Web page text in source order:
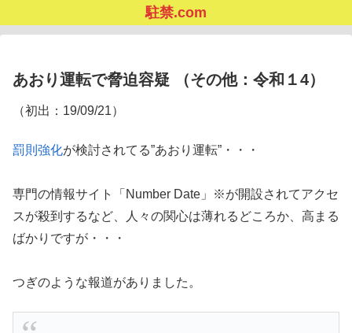
駐禁.com
あおり運転で脅迫容疑 （その他：令和１4）
（初出：19/09/21）
罰則強化が検討されてる”あおり運転”・・・
専門の情報サイト「Number Date」※が開設されてアクセ
スが殺到するなど、人々の関心は薄れるどころか、高まる
ばかりですが・・・
つぎのような報道がありました。